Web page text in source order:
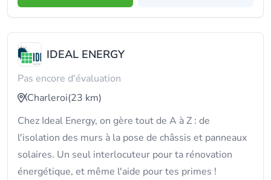
IDEAL ENERGY
Pas encore d'évaluation
Charleroi(23 km)
Chez Ideal Energy, on gère tout de A à Z : de
l'isolation des murs à la pose de châssis et panneaux
solaires. Un seul interlocuteur pour ta rénovation
énergétique, et même l'aide pour tes primes !